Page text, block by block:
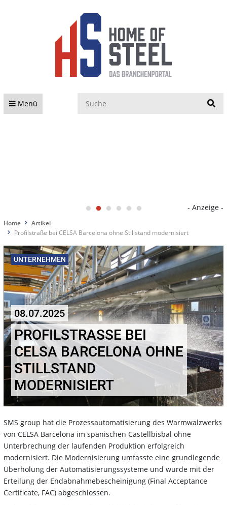
Menü
- Anzeige -
Home
Artikel
Profilstraße bei CELSA Barcelona ohne Stillstand modernisiert
UNTERNEHMEN
08.07.2025
PROFILSTRASSE BEI C
ELSA BARCELONA OHNE S
TILLSTAND M
ODERNISIERT
SMS group hat die Prozessautomatisierung des Warmwalzwerks
von CELSA Barcelona im spanischen Castellbisbal ohne
Unterbrechung der laufenden Produktion erfolgreich
modernisiert. Die Modernisierung umfasste eine grundlegende
Überholung der Automatisierungssysteme und wurde mit der
Erteilung der Endabnahmebescheinigung (Final Acceptance
Certificate, FAC) abgeschlossen.